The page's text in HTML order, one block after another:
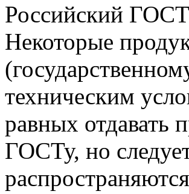
Российский
Некоторые
техническим
равных отдавать
ГОСТу, но